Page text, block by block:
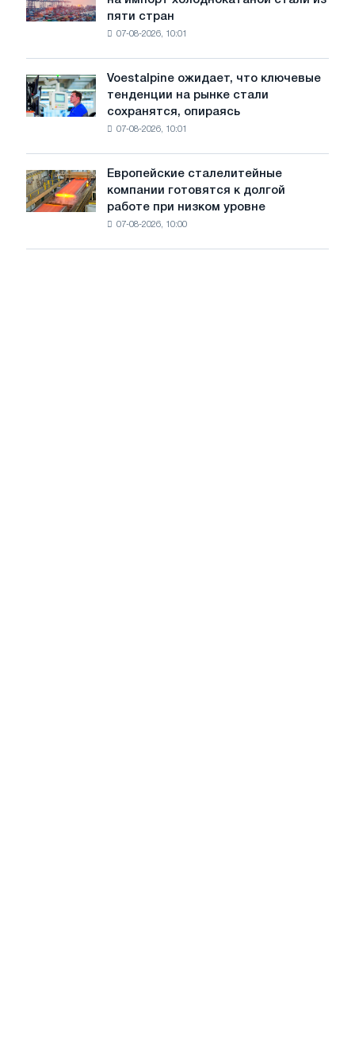
путей
Москвы
Ярославля
объявил
окончательные
холоднокатаной
стали
из
стран
пяти стран
07-08-2026, 10:01
Voestalpine
ожидает,
что
рынке
стали
сохранятся,
на
Voestalpine ожидает, что ключевые
тенденции на рынке стали
сохранятся, опираясь
07-08-2026, 10:01
Европейские
сталелитейные
компании
Европейские сталелитейные
компании готовятся к долгой
работе при низком уровне
07-08-2026, 10:00